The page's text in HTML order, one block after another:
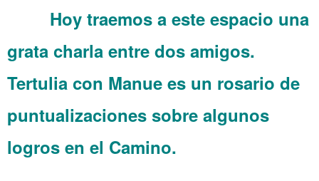
Hoy traemos a este espacio una
grata charla entre dos amigos.
Tertulia con Manue es un rosario de
puntualizaciones sobre algunos
logros en el Camino.